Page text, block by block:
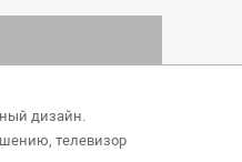
дизайн.
телевизор